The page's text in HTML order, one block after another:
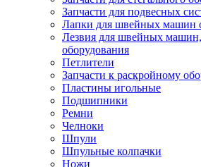
Запчасти для подвесных
Лапки для швейных машин
Лезвия для швейных машин,
оборудования
Петлители
Запчасти к раскройному
Пластины игольные
Подшипники
Ремни
Челноки
Шпули
Шпульные колпачки
Ножи